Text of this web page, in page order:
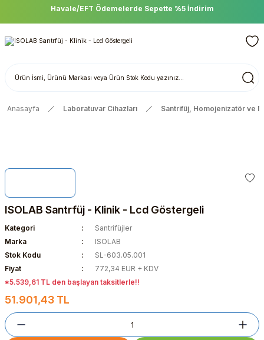
Havale/EFT Ödemelerde Sepette %5 İndirim
Anasayfa Laboratuvar Cihazları Santrifüj, Homojenizatör ve
ISOLAB Santrfüj - Klinik - Lcd Göstergeli
Kategori
Santrifüjler
Marka
ISOLAB
Stok Kodu
SL-603.05.001
Fiyat
772,34 EUR + KDV
*5.539,61 TL den başlayan taksitlerle!!
51.901,43 TL